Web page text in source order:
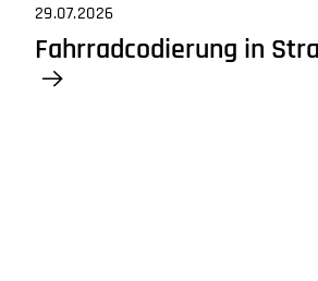
29.07.2026
Fahrradcodierung in